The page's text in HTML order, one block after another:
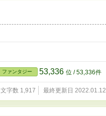
ファンタジー 53,336 位 / 53,336件
文字数 1,917 最終更新日 2022.01.12